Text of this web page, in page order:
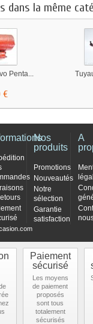
dans la même
Penta...
€
Nos
produits
Promotions
Nouveautés
Notre
sélection
Garantie
satisfaction
A
Paiement
sécurisé
Les moyens
de paiement
proposés
sont tous
totalement
sécurisés